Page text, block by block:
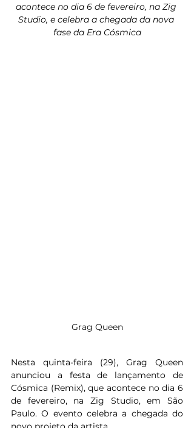
acontece no dia 6 de fevereiro, na Zig
Studio, e celebra a chegada da nova
fase da Era Cósmica
Grag Queen
Nesta quinta-feira (29), Grag Queen
anunciou a festa de lançamento de
Cósmica (Remix), que acontece no dia 6
de fevereiro, na Zig Studio, em São
Paulo. O evento celebra a chegada do